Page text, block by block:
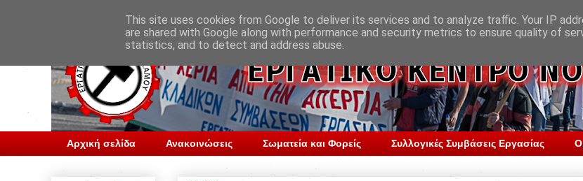
Αρχική σελίδα Ανακοινώσεις Σωματεία και Φορείς Συλλογικές Συμβάσεις Εργασίας
This site uses cookies from Google to deliver its services and to analyze traffic. Your IP
are shared with Google along with performance and security metrics to ensure quality of
statistics, and to detect and address abuse.